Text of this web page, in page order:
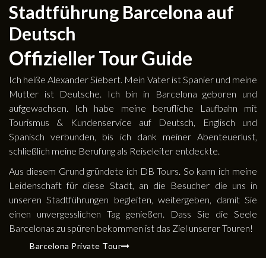
Stadtführung Barcelona auf
Deutsch
Offizieller Tour Guide
Ich heiße Alexander Siebert. Mein Vater ist Spanier und meine
Mutter ist Deutsche. Ich bin in Barcelona geboren und
aufgewachsen. Ich habe meine berufliche Laufbahn mit
Tourismus & Kundenservice auf Deutsch, Englisch und
Spanisch verbunden, bis ich dank meiner Abenteuerlust,
schließlich meine Berufung als Reiseleiter entdeckte.
Aus diesem Grund gründete ich DB Tours. So kann ich meine
Leidenschaft für diese Stadt, an die Besucher die uns in
unseren Stadtführungen begleiten, weitergeben, damit Sie
einen unvergesslichen Tag genießen. Dass Sie die Seele
Barcelonas zu spüren bekommen ist das Ziel unserer Touren!
Barcelona Private Tour